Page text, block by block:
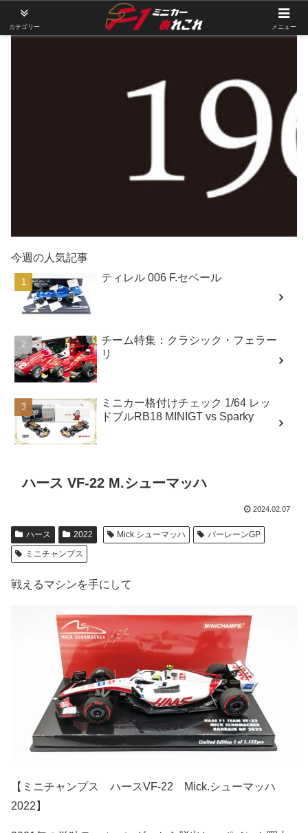
今週の人気記事
ティレル 006 F.セベール
チーム特集：クラシック・フェラー
リ
ミニカー格付けチェック 1/64 レッ
ドブルRB18 MINIGT vs Sparky
ハース VF-22 M.シューマッハ
2024.02.07
ハース 2022 Mick.シューマッハ
バーレーンGP
ミニチャンプス
戦えるマシンを手にして
【ミニチャンプス ハースVF-22 Mick.シューマッハ
2022】
カテゴリー メニュー